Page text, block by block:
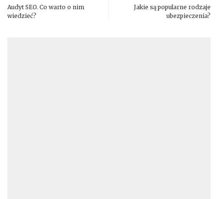
Audyt SEO. Co warto o nim
wiedzieć?
Jakie są popularne rodzaje
ubezpieczenia?